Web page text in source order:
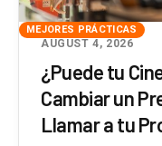
MEJORES PRÁCTICAS
AUGUST 4, 2026
¿Puede tu
Cambiar un
Llamar a tu